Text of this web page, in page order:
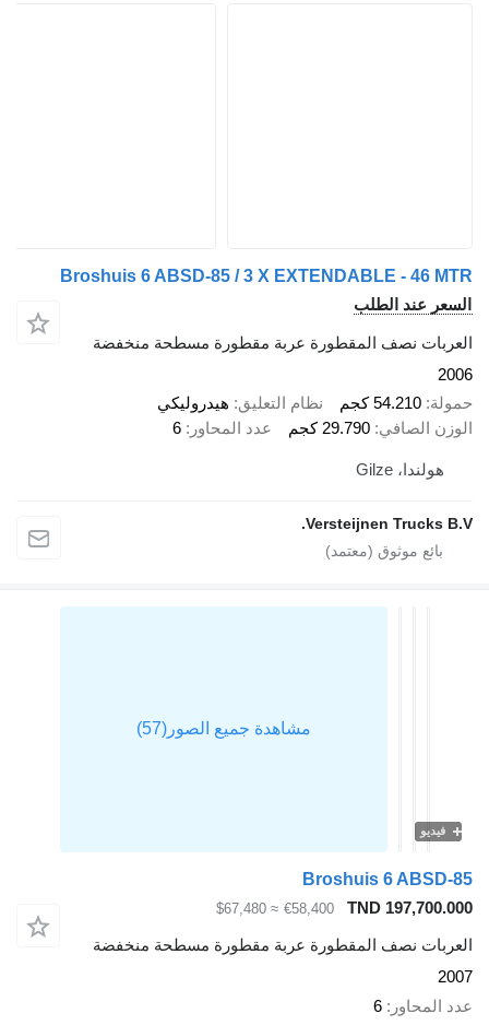
Broshuis 6 ABSD-85 / 3 X EXTENDABLE - 46 MTR
السعر عند الطلب
العربات نصف المقطورة عربة مقطورة مسطحة منخفضة
2006
حمولة 54.210 كجم نظام التعليق هيدروليكي
الوزن الصافي 29.790 كجم عدد المحاور 6
هولندا، Gilze
Versteijnen Trucks B.V.
فيديو
Broshuis 6 ABSD-85
TND 197,700.000
€58,400
≈ $67,480
العربات نصف المقطورة عربة مقطورة مسطحة منخفضة
2007
عدد المحاور
6